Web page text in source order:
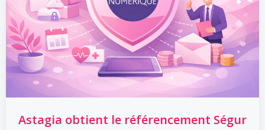
Astagia obtient le référencement Ségur